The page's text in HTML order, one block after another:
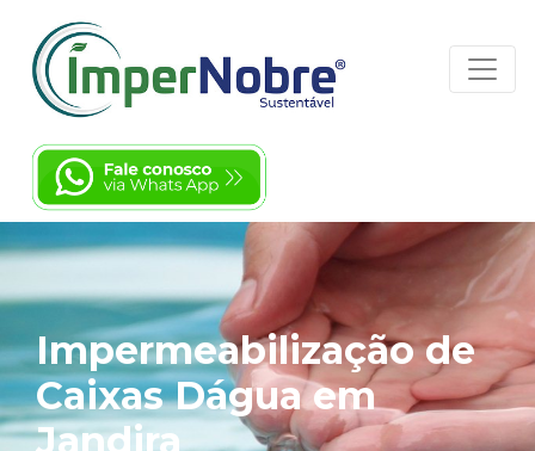
Impermeabilização de
Caixas Dágua em
Jandira